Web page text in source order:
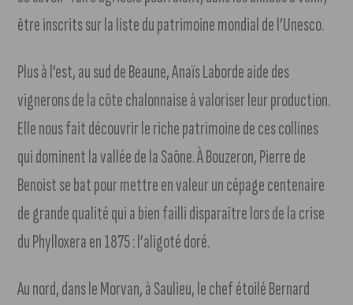
être inscrits sur la liste du patrimoine mondial de l’Unesco.
Plus à l’est, au sud de Beaune, Anaïs Laborde aide des
vignerons de la côte chalonnaise à valoriser leur production.
Elle nous fait découvrir le riche patrimoine de ces collines
qui dominent la vallée de la Saône. À Bouzeron, Pierre de
Benoist se bat pour mettre en valeur un cépage centenaire
de grande qualité qui a bien failli disparaître lors de la crise
du Phylloxera en 1875 : l’aligoté doré.
Au nord, dans le Morvan, à Saulieu, le chef étoilé Bernard